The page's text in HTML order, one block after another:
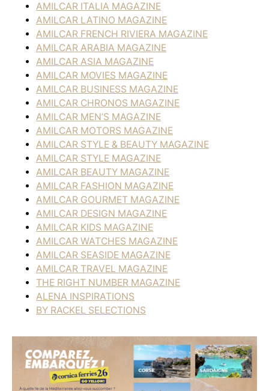
AMILCAR ITALIA MAGAZINE
AMILCAR LATINO MAGAZINE
AMILCAR FRENCH RIVIERA MAGAZINE
AMILCAR ARABIA MAGAZINE
AMILCAR ASIA MAGAZINE
AMILCAR MOVIES MAGAZINE
AMILCAR BUSINESS MAGAZINE
AMILCAR CHRONOS MAGAZINE
AMILCAR MEN’S MAGAZINE
AMILCAR MOTORS MAGAZINE
AMILCAR STYLE & BEAUTY MAGAZINE
AMILCAR STYLE MAGAZINE
AMILCAR BEAUTY MAGAZINE
AMILCAR FASHION MAGAZINE
AMILCAR GOURMET MAGAZINE
AMILCAR DESIGN MAGAZINE
AMILCAR KIDS MAGAZINE
AMILCAR WATCHES MAGAZINE
AMILCAR SEASIDE MAGAZINE
AMILCAR TRAVEL MAGAZINE
THE RIGHT NUMBER MAGAZINE
ALENA INSPIRATIONS
BY RACKEL SELECTIONS